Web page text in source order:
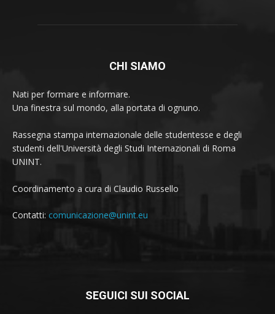
CHI SIAMO
Nati per formare e informare.
Una finestra sul mondo, alla portata di ognuno.
Rassegna stampa internazionale delle studentesse e degli
studenti dell'Università degli Studi Internazionali di Roma
UNINT.
Coordinamento a cura di Claudio Russello
Contatti: comunicazione@unint.eu
SEGUICI SUI SOCIAL